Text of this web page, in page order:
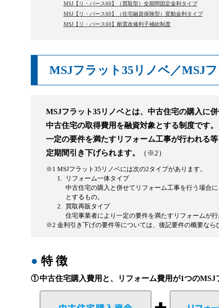
MSJ【リ・バース60】（買取型）全期間固定金利タイプ
MSJ【リ・バース60】（住宅融資保険型）変動金利タイプ
MSJ【リ・バース60】耐震改修利子補給制度
MSJフラット35リノベ／MSJ
MSJフラット35リノベとは、中古住宅の購入に
中古住宅の取得費用を融資対象とする制度です。
一定の要件を満たすリフォーム工事が行われる
定期間引き下げられます。
（※2）
※1 MSJフラット35リノベには次の2タイプがあります。
1.
リフォーム一体タイプ
中古住宅の購入と併せてリフォーム工事を行う場合
とするもの。
2.
買取再販タイプ
住宅事業者により一定の要件を満たすリフォームが
※2 金利引き下げの要件等については、後記要件の概要なら
● 特 徴
①中古住宅購入費用と、リフォーム費用が1つの